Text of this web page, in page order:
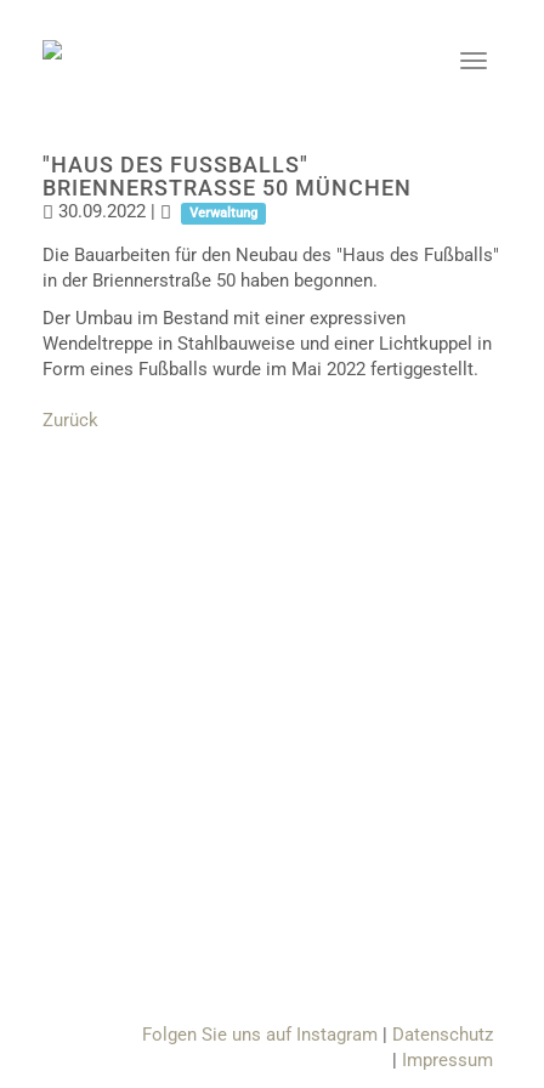
"HAUS DES FUSSBALLS" B
RIENNERSTRASSE 50 MÜNCHEN
30.09.2022 | Verwaltung
Die Bauarbeiten für den Neubau des "Haus des Fußballs"
in der Briennerstraße 50 haben begonnen.
Der Umbau im Bestand mit einer expressiven
Wendeltreppe in Stahlbauweise und einer Lichtkuppel in
Form eines Fußballs wurde im Mai 2022 fertiggestellt.
Zurück
Folgen Sie uns auf Instagram
Datenschutz
Impressum